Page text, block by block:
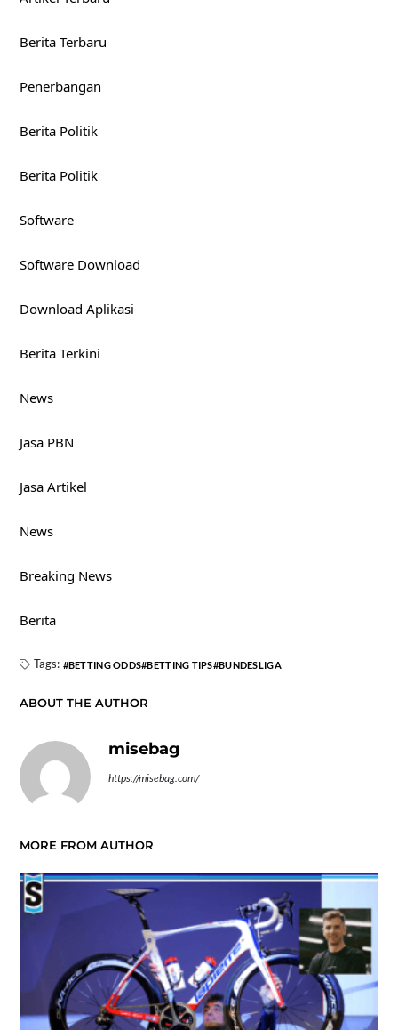
Berita Terbaru
Penerbangan
Berita Politik
Berita Politik
Software
Software Download
Download Aplikasi
Berita Terkini
News
Jasa PBN
Jasa Artikel
News
Breaking News
Berita
Tags: BETTING ODDS BETTING TIPS BUNDESLIGA
ABOUT THE AUTHOR
misebag
https://misebag.com/
MORE FROM AUTHOR